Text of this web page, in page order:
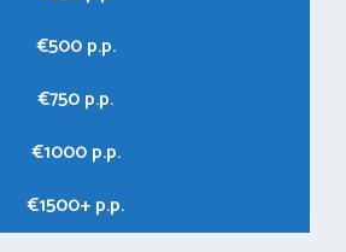
€500 p.p.
€750 p.p.
€1000 p.p.
€1500+ p.p.